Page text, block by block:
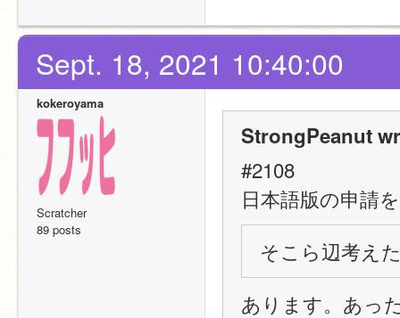
Sept. 18, 2021 10:40:00
kokeroyama
Scratcher
89 posts
StrongPeanut
#2108
日本語版の申請
そこら辺考え
あります。あっ